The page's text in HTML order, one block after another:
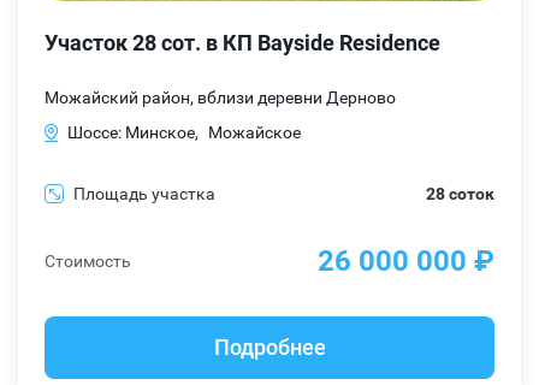
Участок 28 сот. в КП Bayside Residence
Можайский район, вблизи деревни Дерново
Шоссе: Минское,
Можайское
Площадь участка 28 соток
Стоимость 26 000 000 ₽
Подробнее